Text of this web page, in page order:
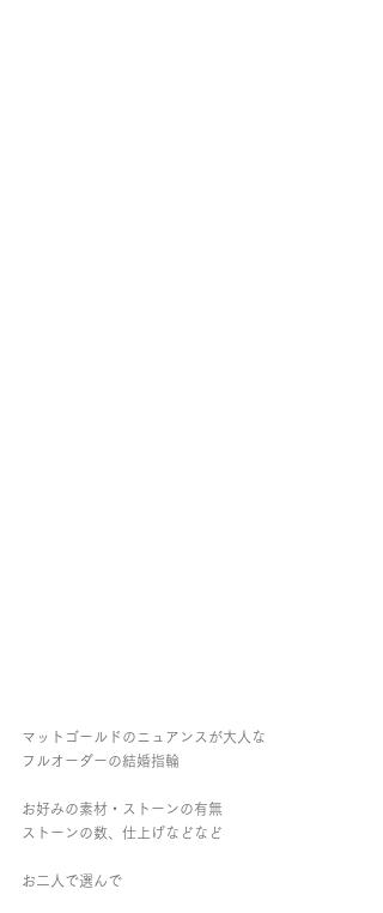
マットゴールドのニュアンスが大人な
フルオーダーの結婚指輪
お好みの素材・ストーンの有無
ストーンの数、仕上げなどなど
お二人で選んで